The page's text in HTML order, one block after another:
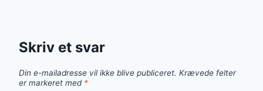
Skriv et svar
Din e-mailadresse vil ikke blive publiceret. Krævede felter
er markeret med *